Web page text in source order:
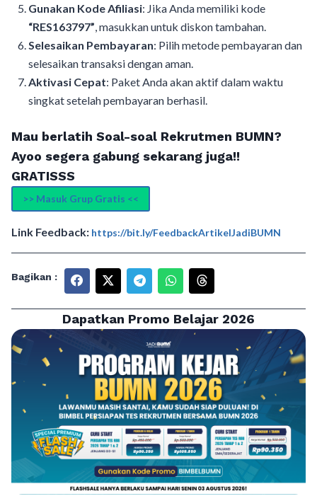
Gunakan Kode Afiliasi: Jika Anda memiliki kode
“RES163797”, masukkan untuk diskon tambahan.
Selesaikan Pembayaran: Pilih metode pembayaran dan
selesaikan transaksi dengan aman.
Aktivasi Cepat: Paket Anda akan aktif dalam waktu
singkat setelah pembayaran berhasil.
Mau berlatih Soal-soal Rekrutmen BUMN?
Ayoo segera gabung sekarang juga!!
GRATISSS
>> Masuk Grup Gratis <<
Link Feedback: https://bit.ly/FeedbackArtikelJadiBUMN
Bagikan :
Dapatkan Promo Belajar 2026